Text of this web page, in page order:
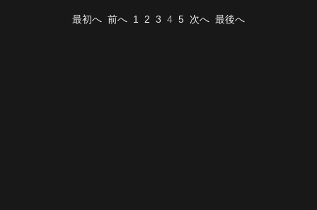
最初へ 前へ 1 2 3 4 5 次へ 最後へ